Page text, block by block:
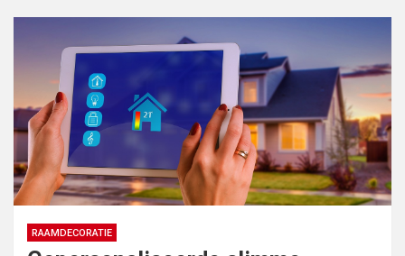
RAAMDECORATIE